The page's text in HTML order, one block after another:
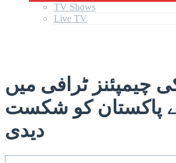
TV Shows
Live TV
چیمپئنز ٹرافی میں
پاکستان کو شکست
دیدی